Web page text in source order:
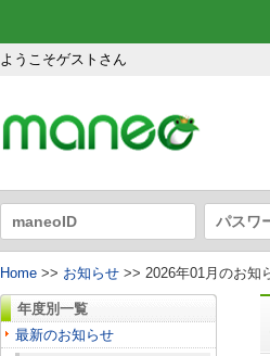
ようこそゲストさん
Home >> お知らせ >> 2026年01月のお知
年度別一覧
最新のお知らせ